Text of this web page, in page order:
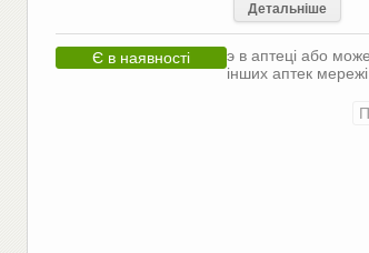
Детальніше
Є в наявності
э в аптеці або
інших аптек мережі